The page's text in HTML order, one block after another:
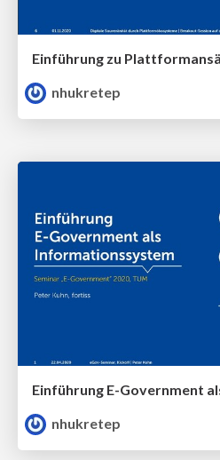
nhukretep
Einführung E-Government
nhukretep